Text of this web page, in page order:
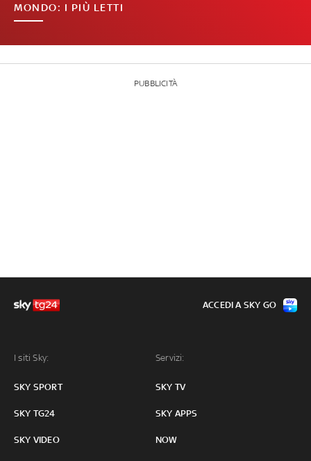
MONDO: I PIÙ LETTI
PUBBLICITÀ
I siti Sky:
SKY SPORT
SKY TG24
SKY VIDEO
Servizi:
SKY TV
SKY APPS
NOW
ACCEDI A SKY GO